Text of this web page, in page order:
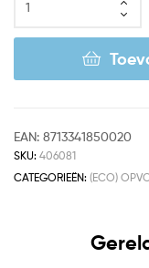
EAN: 8713341850020
SKU: 406081
CATEGORIEËN: (ECO)